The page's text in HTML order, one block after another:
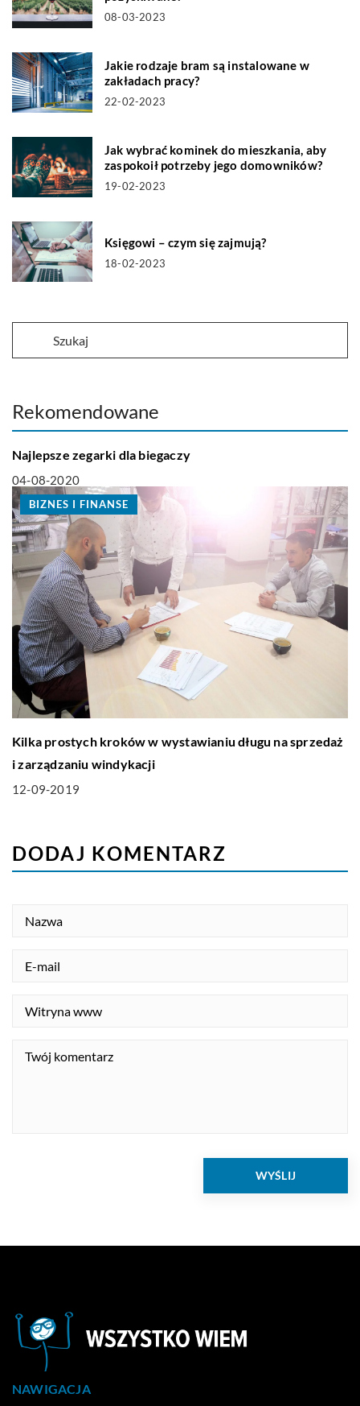
08-03-2023
Jakie rodzaje bram są instalowane w
zakładach pracy?
22-02-2023
Jak wybrać kominek do mieszkania, aby
zaspokoił potrzeby jego domowników?
19-02-2023
Księgowi – czym się zajmują?
18-02-2023
Rekomendowane
TECHNOLOGIA
Najlepsze zegarki dla biegaczy
04-08-2020
BIZNES I FINANSE
Kilka prostych kroków w wystawianiu długu na sprzedaż
i zarządzaniu windykacji
12-09-2019
DODAJ KOMENTARZ
NAWIGACJA